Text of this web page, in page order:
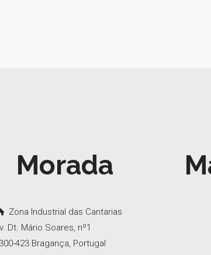
Morada
Zona Industrial das Cantarias
Dt. Mário Soares, nº1
423 Bragança, Portugal